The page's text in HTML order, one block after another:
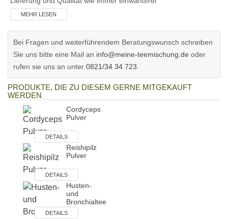
MEHR LESEN
Bei Fragen und weiterführendem Beratungswunsch schreiben
Sie uns bitte eine Mail an info@meine-teemischung.de oder
rufen sie uns an unter 0821/34 34 723.
PRODUKTE, DIE ZU DIESEM GERNE MITGEKAUFT
WERDEN
Cordyceps
Pulver
DETAILS
Reishipilz
Pulver
DETAILS
Husten-
und
Bronchialtee
I …
DETAILS